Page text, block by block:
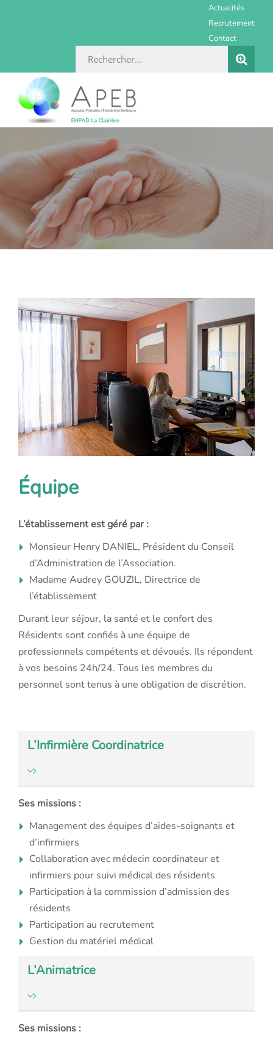
Actualités
Recrutement
Contact
Rechercher
Équipe
L’établissement est géré par :
Monsieur Henry DANIEL, Président du Conseil
d’Administration de l’Association.
Madame Audrey GOUZIL, Directrice de
l’établissement
Durant leur séjour, la santé et le confort des
Résidents sont confiés à une équipe de
professionnels compétents et dévoués. Ils répondent
à vos besoins 24h/24. Tous les membres du
personnel sont tenus à une obligation de discrétion.
L’Infirmière Coordinatrice
Ses missions :
Management des équipes d’aides-soignants et
d’infirmiers
Collaboration avec médecin coordinateur et
infirmiers pour suivi médical des résidents
Participation à la commission d’admission des
résidents
Participation au recrutement
Gestion du matériel médical
L’Animatrice
Ses missions :